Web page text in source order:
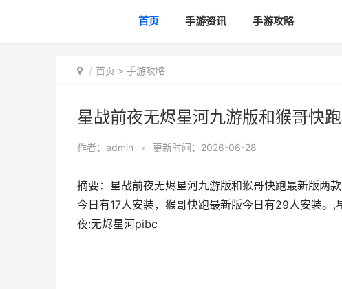
首页 手游资讯 手游攻略
首页 > 手游攻略
星战前夜无烬星河九游版和猴哥快
作者： admin • 更新时间：2026-06-28
摘要：星战前夜无烬星河九游版和猴哥快跑最新版两
今日有17人安装，猴哥快跑最新版今日有29人安装。
夜:无烬星河pibc